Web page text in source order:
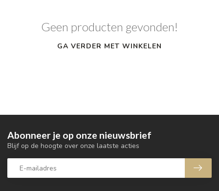
Geen producten gevonden!
GA VERDER MET WINKELEN
Abonneer je op onze nieuwsbrief
Blijf op de hoogte over onze laatste acties